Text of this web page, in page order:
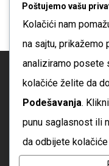
Blog
O nama
Česta pitanja
Kontakt
Poštujemo vašu
Kolačići nam
na sajtu, prikažemo
analiziramo posete
kolačiće želite da
Podešavanja.
punu saglasnost ili
da odbijete